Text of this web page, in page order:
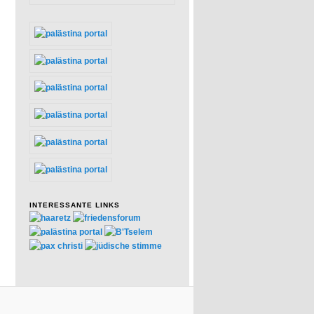
INTERESSANTE LINKS